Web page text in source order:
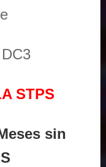
STPS
sin